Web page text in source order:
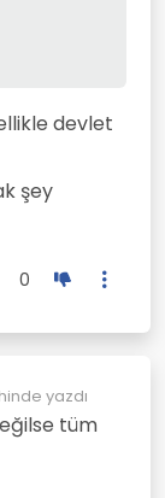
devlet
şey
0
yazdı
tüm